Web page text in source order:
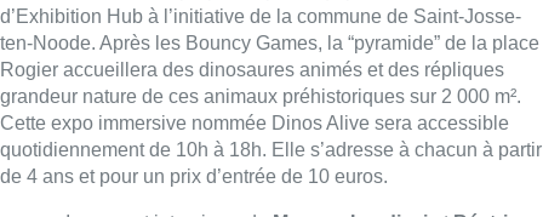
Le Brussels Dance Festival revient
du 14 au 23 août